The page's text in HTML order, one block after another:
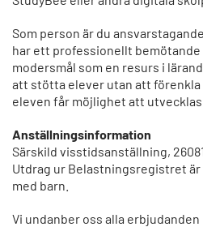
Som person är du
har ett professionellt bemötande
modersmål som en resurs i
att stötta elever utan att
eleven får möjlighet att utvecklas
Anställningsinformation
Särskild visstidsanställning,
Utdrag ur Belastningsregistret
med barn.
Vi undanber oss alla